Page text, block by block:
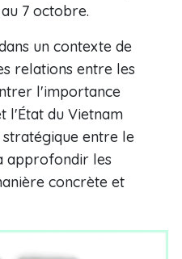
7 octobre.
un contexte de
relations entre les
l'importance
l'État du Vietnam
entre le
approfondir les
concrète et